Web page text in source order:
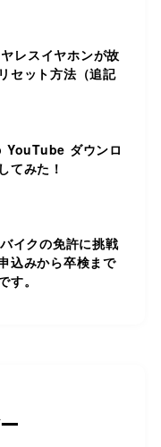
レスイヤホンが故
セット方法（追記
ダウンロ
てみた！
イクの免許に挑戦
込みから卒検まで
す。